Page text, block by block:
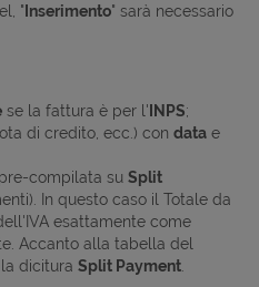
" Inserimento" sarà necessario
se la fattura è per l' INPS;
di credito, ecc.) con data e
pre-compilata su Split
In questo caso il Totale da
esattamente come
Accanto alla tabella del
dicitura Split Payment